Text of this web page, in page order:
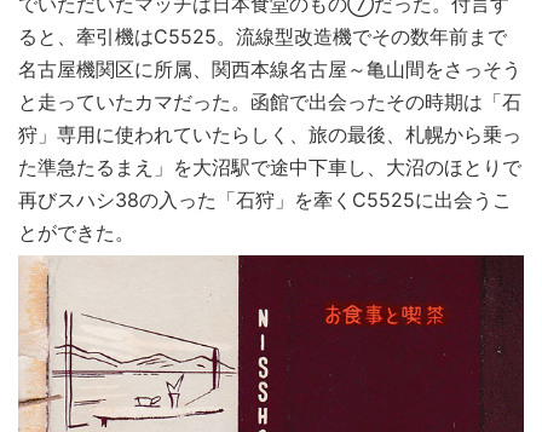
ると、牽引機はC5525。流線型改造機でその数年前まで
名古屋機関区に所属、関西本線名古屋～亀山間をさっそう
と走っていたカマだった。函館で出会ったその時期は「石
狩」専用に使われていたらしく、旅の最後、札幌から乗っ
た準急たるまえ」を大沼駅で途中下車し、大沼のほとりで
再びスハシ38の入った「石狩」を牽くC5525に出会うこ
とができた。